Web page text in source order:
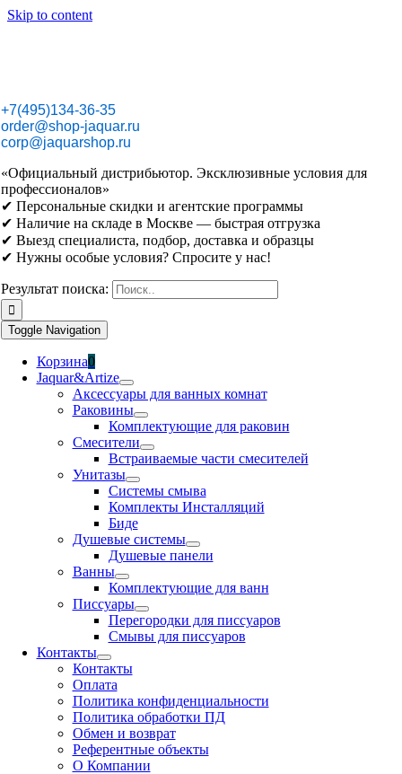
Skip to content
+7(495)134-36-35
order@shop-jaquar.ru
corp@jaquarshop.ru
«Официальный дистрибьютор. Эксклюзивные условия для
профессионалов»
✔ Персональные скидки и агентские программы
✔ Наличие на складе в Москве — быстрая отгрузка
✔ Выезд специалиста, подбор, доставка и образцы
✔ Нужны особые условия? Спросите у нас!
Результат поиска:
Toggle Navigation
Корзина0
Jaquar&Artize
Аксессуары для ванных комнат
Раковины
Комплектующие для раковин
Смесители
Встраиваемые части смесителей
Унитазы
Системы смыва
Комплекты Инсталляций
Биде
Душевые системы
Душевые панели
Ванны
Комплектующие для ванн
Писсуары
Перегородки для писсуаров
Смывы для писсуаров
Контакты
Контакты
Оплата
Политика конфиденциальности
Политика обработки ПД
Обмен и возврат
Референтные объекты
О Компании